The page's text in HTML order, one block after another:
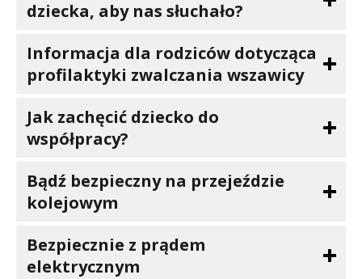
dziecka, aby nas słuchało?
Informacja dla rodziców dotycząca
profilaktyki zwalczania wszawicy
Jak zachęcić dziecko do
współpracy?
Bądź bezpieczny na przejeździe
kolejowym
Bezpiecznie z prądem
elektrycznym